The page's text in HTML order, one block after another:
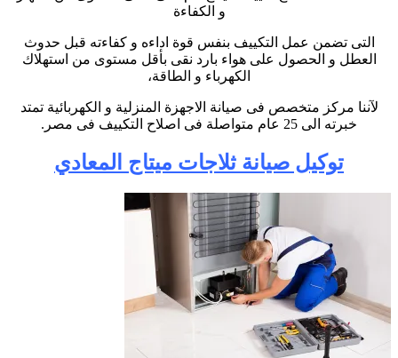
و الكفاءة
التى تضمن عمل التكييف بنفس قوة اداءه و كفاءته قبل حدوث
العطل و الحصول على هواء بارد نقى بأقل مستوى من استهلاك
الكهرباء و الطاقة،
لآننا مركز متخصص فى صيانة الاجهزة المنزلية و الكهربائية تمتد
خبرته الى 25 عام متواصلة فى اصلاح التكييف فى مصر.
توكيل صيانة ثلاجات ميتاج المعادي